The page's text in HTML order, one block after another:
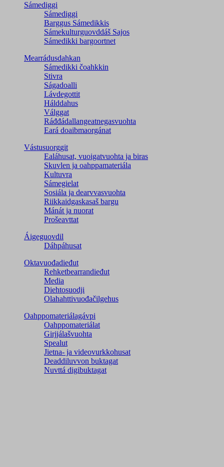
Sámediggi
Sámediggi
Barggus Sámedikkis
Sámekulturguovddáš Sajos
Sámedikki bargoortnet
Mearrádusdahkan
Sámedikki čoahkkin
Stivra
Ságadoalli
Lávdegottit
Hálddahus
Válggat
Ráđđádallangeatnegas­vuohta
Eará doaibmaorgánat
Vástusuorggit
Ealáhusat, vuoigatvuohta ja biras
Skuvlen ja oahppamateriála
Kultuvra
Sámegielat
Sosiála ja dearvvasvuohta
Riikkaidgaskasaš bargu
Mánát ja nuorat
Prošeavttat
Áigeguovdil
Dáhpáhusat
Oktavuođadieđut
Rehketbearrandieđut
Media
Diehtosuodji
Olahahttivuođačilgehus
Oahppomateriálagávpi
Oahppomateriálat
Girjjálašvuohta
Spealut
Jietna- ja videovurkkohusat
Deaddiluvvon buktagat
Nuvttá digibuktagat